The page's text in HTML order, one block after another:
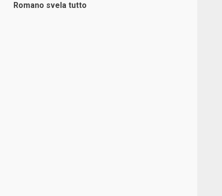
Romano svela tutto